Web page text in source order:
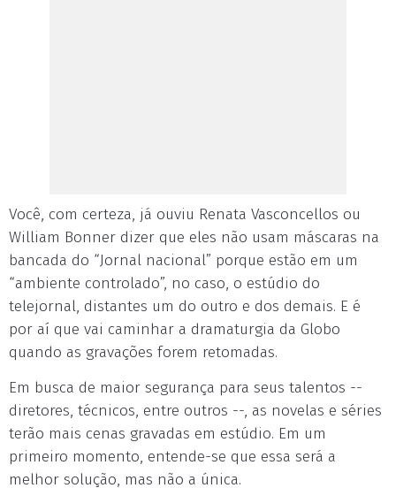
Você, com certeza, já ouviu Renata Vasconcellos ou
William Bonner dizer que eles não usam máscaras na
bancada do “Jornal nacional” porque estão em um
“ambiente controlado”, no caso, o estúdio do
telejornal, distantes um do outro e dos demais. E é
por aí que vai caminhar a dramaturgia da Globo
quando as gravações forem retomadas.
Em busca de maior segurança para seus talentos --
diretores, técnicos, entre outros --, as novelas e séries
terão mais cenas gravadas em estúdio. Em um
primeiro momento, entende-se que essa será a
melhor solução, mas não a única.